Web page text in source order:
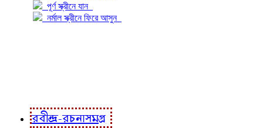
পূর্ণ স্ক্রীনে যান
নর্মাল স্ক্রীনে ফিরে আসুন
রবীন্দ্র-রচনাসমগ্র